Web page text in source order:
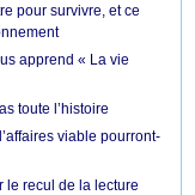
pour survivre, et ce
apprend « La vie
toute l’histoire
viable pourront-
le recul de la lecture